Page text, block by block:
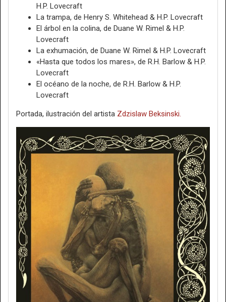
H.P. Lovecraft
La trampa, de Henry S. Whitehead & H.P. Lovecraft
El árbol en la colina, de Duane W. Rimel & H.P.
Lovecraft
La exhumación, de Duane W. Rimel & H.P. Lovecraft
«Hasta que todos los mares», de R.H. Barlow & H.P.
Lovecraft
El océano de la noche, de R.H. Barlow & H.P.
Lovecraft
Portada, ilustración del artista Zdzislaw Beksinski.